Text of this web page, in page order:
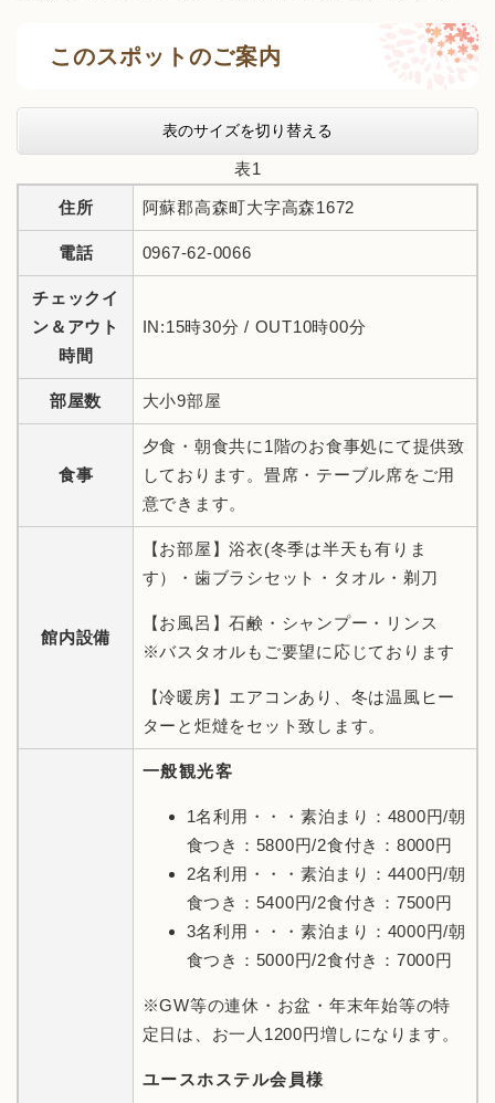
このスポットのご案内
表のサイズを切り替える
表1
住所 阿蘇郡高森町大字高森1672
電話 0967-62-0066
チェックイ
ン＆アウト
時間
IN:15時30分 / OUT10時00分
部屋数 大小9部屋
食事
夕食・朝食共に1階のお食事処にて提供致
しております。畳席・テーブル席をご用
意できます。
館内設備
【お部屋】浴衣(冬季は半天も有りま
す）・歯ブラシセット・タオル・剃刀
【お風呂】石鹸・シャンプー・リンス
※バスタオルもご要望に応じております
【冷暖房】エアコンあり、冬は温風ヒー
ターと炬燵をセット致します。
一般観光客
1名利用・・・素泊まり：4800円/朝
食つき：5800円/2食付き：8000円
2名利用・・・素泊まり：4400円/朝
食つき：5400円/2食付き：7500円
3名利用・・・素泊まり：4000円/朝
食つき：5000円/2食付き：7000円
※GW等の連休・お盆・年末年始等の特
定日は、お一人1200円増しになります。
ユースホステル会員様